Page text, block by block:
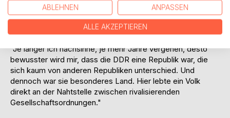
Träume, das Gefühl von sozialer Geborgenheit und eine
beeindruckende Familienpolitik. Diese Seite schlägt der
Autor genauso auf, wie auch jene, die von Angst und
Denunziantentum berichtet.
"Je länger ich nachsinne, je mehr Jahre vergehen, desto
bewusster wird mir, dass die DDR eine Republik war, die
sich kaum von anderen Republiken unterschied. Und
dennoch war sie besonderes Land. Hier lebte ein Volk
direkt an der Nahtstelle zwischen rivalisierenden
Gesellschaftsordnungen."
ABLEHNEN ANPASSEN
ALLE AKZEPTIEREN